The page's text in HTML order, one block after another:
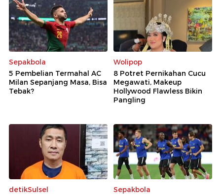
Sepakbola
5 Pembelian Termahal AC
Milan Sepanjang Masa, Bisa
Tebak?
Wolipop
8 Potret Pernikahan Cucu
Megawati, Makeup
Hollywood Flawless Bikin
Pangling
detikSulsel
Sepakbola